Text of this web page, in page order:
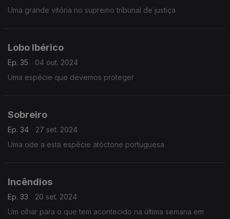
Uma grande vitória no supremo tribunal de justiça
Lobo Ibérico
Ep. 35
04 out. 2024
Uma espécie que devemos proteger
Sobreiro
Ep. 34
27 set. 2024
Uma ode a esta espécie atóctone portuguesa
Incêndios
Ep. 33
20 set. 2024
Um olhar para o que tem acontecido na última semana em